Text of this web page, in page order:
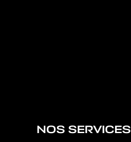
NOS SERVICES